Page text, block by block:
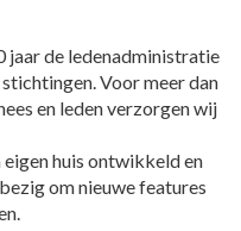
jaar de ledenadministratie
Voor meer dan
en leden verzorgen wij
huis ontwikkeld en
om nieuwe features